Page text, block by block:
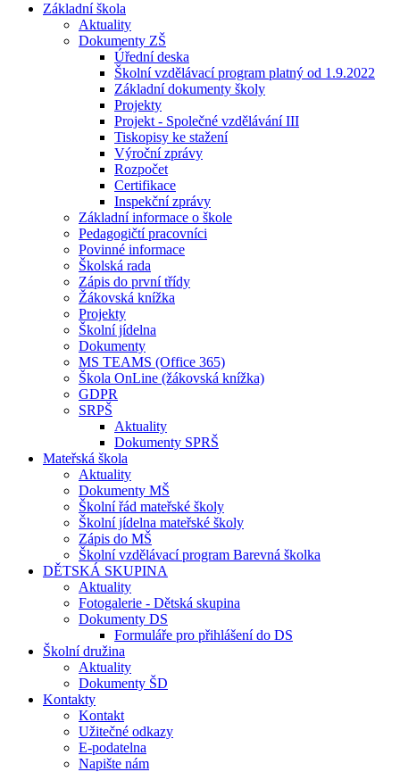
Základní škola
Aktuality
Dokumenty ZŠ
Úřední deska
Školní vzdělávací program platný od 1.9.2022
Základní dokumenty školy
Projekty
Projekt - Společné vzdělávání III
Tiskopisy ke stažení
Výroční zprávy
Rozpočet
Certifikace
Inspekční zprávy
Základní informace o škole
Pedagogičtí pracovníci
Povinné informace
Školská rada
Zápis do první třídy
Žákovská knížka
Projekty
Školní jídelna
Dokumenty
MS TEAMS (Office 365)
Škola OnLine (žákovská knížka)
GDPR
SRPŠ
Aktuality
Dokumenty SPRŠ
Mateřská škola
Aktuality
Dokumenty MŠ
Školní řád mateřské školy
Školní jídelna mateřské školy
Zápis do MŠ
Školní vzdělávací program Barevná školka
DĚTSKÁ SKUPINA
Aktuality
Fotogalerie - Dětská skupina
Dokumenty DS
Formuláře pro přihlášení do DS
Školní družina
Aktuality
Dokumenty ŠD
Kontakty
Kontakt
Užitečné odkazy
E-podatelna
Napište nám